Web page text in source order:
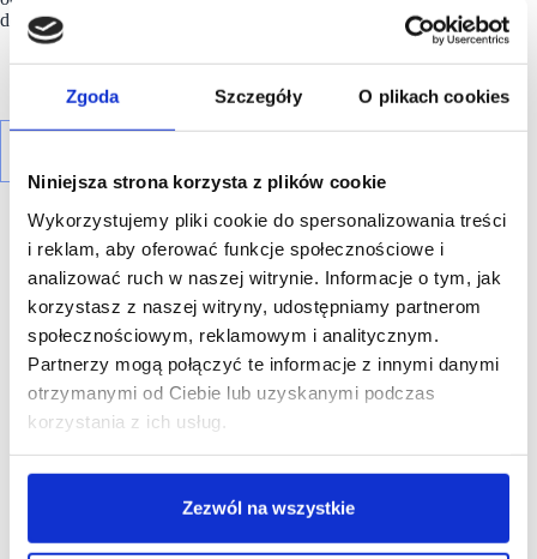
Zgoda Szczegóły O plikach cookies
Niniejsza strona korzysta z plików cookie
Wykorzystujemy pliki cookie do spersonalizowania treści
i reklam, aby oferować funkcje społecznościowe i
analizować ruch w naszej witrynie. Informacje o tym, jak
korzystasz z naszej witryny, udostępniamy partnerom
społecznościowym, reklamowym i analitycznym.
Partnerzy mogą połączyć te informacje z innymi danymi
otrzymanymi od Ciebie lub uzyskanymi podczas
korzystania z ich usług.
Zezwól na wszystkie
dotyczących ograniczenia
R E K L A M A